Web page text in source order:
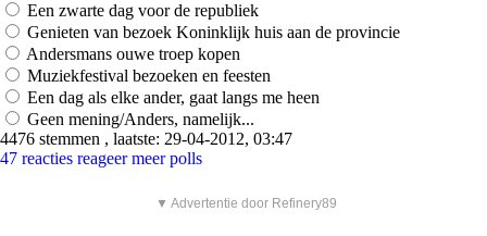
Een zwarte dag voor de republiek
Genieten van bezoek Koninklijk huis aan de provincie
Andersmans ouwe troep kopen
Muziekfestival bezoeken en feesten
Een dag als elke ander, gaat langs me heen
Geen mening/Anders, namelijk...
4476 stemmen , laatste: 29-04-2012, 03:47
47 reacties reageer meer polls
▼ Advertentie door Refinery89